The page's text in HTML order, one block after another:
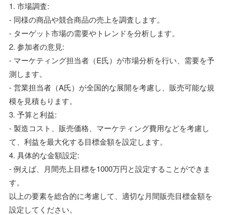
1. 市場調査:
- 同様の商品や競合商品の売上を調査します。
- ターゲット市場の需要やトレンドを分析します。
2. 参加者の意見:
- マーケティング担当者（E氏）が市場分析を行い、需要を予
測します。
- 営業担当者（A氏）が全国的な展開を考慮し、販売可能な規
模を見積もります。
3. 予算と利益:
- 製造コスト、販売価格、マーケティング費用などを考慮し
て、利益を最大化する目標金額を設定します。
4. 具体的な金額設定:
- 例えば、月間売上目標を1000万円と設定することができま
す。
以上の要素を総合的に考慮して、適切な月間販売目標金額を
設定してください。